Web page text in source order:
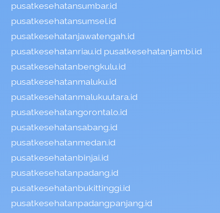
pusatkesehatansumbar.id
pusatkesehatansumsel.id
pusatkesehatanjawatengah.id
pusatkesehatanriau.id pusatkesehatanjambi.id
pusatkesehatanbengkulu.id
pusatkesehatanmaluku.id
pusatkesehatanmalukuutara.id
pusatkesehatangorontalo.id
pusatkesehatansabang.id
pusatkesehatanmedan.id
pusatkesehatanbinjai.id
pusatkesehatanpadang.id
pusatkesehatanbukittinggi.id
pusatkesehatanpadangpanjang.id